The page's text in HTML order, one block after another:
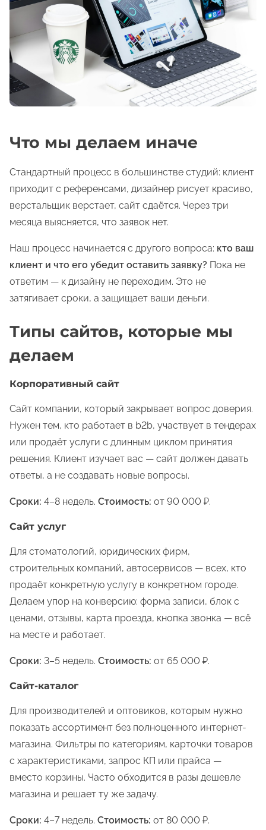
Что мы делаем иначе
Стандартный процесс в большинстве студий: клиент
приходит с референсами, дизайнер рисует красиво,
верстальщик верстает, сайт сдаётся. Через три
месяца выясняется, что заявок нет.
Наш процесс начинается с другого вопроса: кто ваш
клиент и что его убедит оставить заявку? Пока не
ответим — к дизайну не переходим. Это не
затягивает сроки, а защищает ваши деньги.
Типы сайтов, которые мы
делаем
Корпоративный сайт
Сайт компании, который закрывает вопрос доверия.
Нужен тем, кто работает в b2b, участвует в тендерах
или продаёт услуги с длинным циклом принятия
решения. Клиент изучает вас — сайт должен давать
ответы, а не создавать новые вопросы.
Сроки: 4–8 недель. Стоимость: от 90 000 ₽.
Сайт услуг
Для стоматологий, юридических фирм,
строительных компаний, автосервисов — всех, кто
продаёт конкретную услугу в конкретном городе.
Делаем упор на конверсию: форма записи, блок с
ценами, отзывы, карта проезда, кнопка звонка — всё
на месте и работает.
Сроки: 3–5 недель. Стоимость: от 65 000 ₽.
Сайт-каталог
Для производителей и оптовиков, которым нужно
показать ассортимент без полноценного интернет-
магазина. Фильтры по категориям, карточки товаров
с характеристиками, запрос КП или прайса —
вместо корзины. Часто обходится в разы дешевле
магазина и решает ту же задачу.
Сроки: 4–7 недель. Стоимость: от 80 000 ₽.